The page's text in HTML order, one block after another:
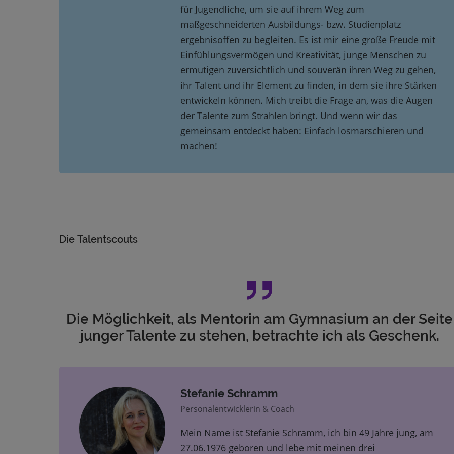
für Jugendliche, um sie auf ihrem Weg zum
maßgeschneiderten Ausbildungs- bzw. Studienplatz
ergebnisoffen zu begleiten. Es ist mir eine große Freude mit
Einfühlungsvermögen und Kreativität, junge Menschen zu
ermutigen zuversichtlich und souverän ihren Weg zu gehen,
ihr Talent und ihr Element zu finden, in dem sie ihre Stärken
entwickeln können. Mich treibt die Frage an, was die Augen
der Talente zum Strahlen bringt. Und wenn wir das
gemeinsam entdeckt haben: Einfach losmarschieren und
machen!
Die Talentscouts
Die Möglichkeit, als Mentorin am Gymnasium an der Seite
junger Talente zu stehen, betrachte ich als Geschenk.
Stefanie Schramm
Personalentwicklerin & Coach
Mein Name ist Stefanie Schramm, ich bin 49 Jahre jung, am
27.06.1976 geboren und lebe mit meinen drei